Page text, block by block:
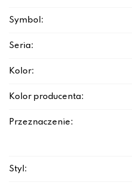
Symbol:
Seria:
Kolor:
Kolor producenta:
Przeznaczenie:
Styl: